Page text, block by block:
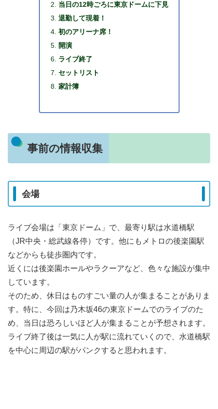
当日の12時ごろに東京ドームに下見
退勤して現着！
初のアリーナ席！
開演
ライブ終了
セットリスト
家計簿
事前の情報収集
会場
ライブ会場は「東京ドーム」で、最寄り駅は水道橋駅
（JR中央・総武線各停）です。他にもメトロの後楽園駅
などからも徒歩圏内です。
近くには後楽園ホールやラクーアなど、色々な施設が集中
しています。
そのため、休日はものすごい量の人が集まることがありま
す。特に、今回は乃木坂46の東京ドームでのライブのた
め、当日は恐ろしいほど人が集まることが予想されます。
ライブ終了後は一気に人が駅に流れていくので、水道橋駅
を中心に周辺の駅がパンクすると思われます。